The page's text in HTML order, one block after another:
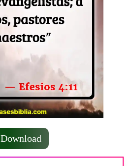
Download